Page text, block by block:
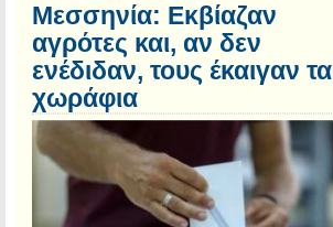
Μεσσηνία: Εκβίαζαν
αγρότες και, αν δεν
ενέδιδαν, τους έκαιγαν τα
χωράφια